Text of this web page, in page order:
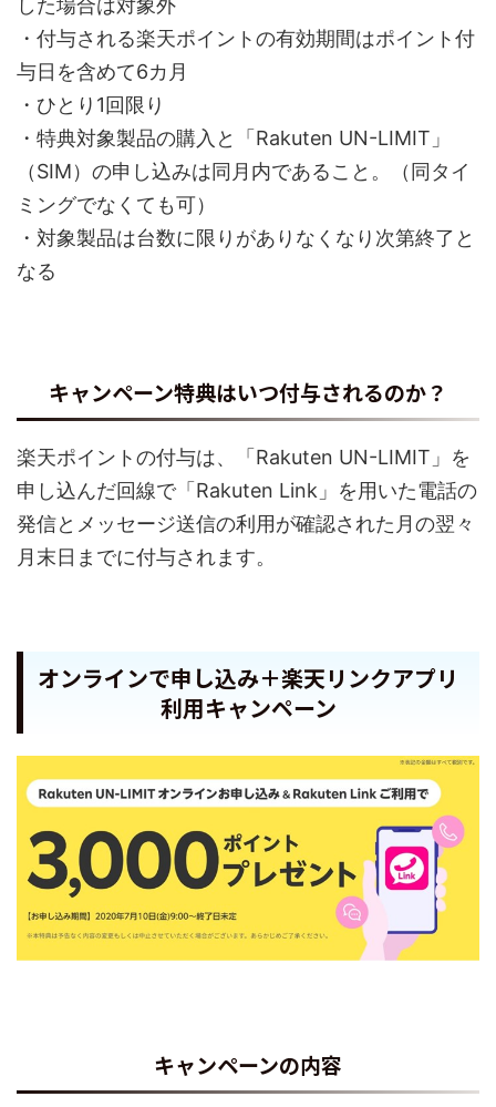
した場合は対象外
・付与される楽天ポイントの有効期間はポイント付
与日を含めて6カ月
・ひとり1回限り
・特典対象製品の購入と「Rakuten UN-LIMIT」
（SIM）の申し込みは同月内であること。（同タイ
ミングでなくても可）
・対象製品は台数に限りがありなくなり次第終了と
なる
キャンペーン特典はいつ付与されるのか？
楽天ポイントの付与は、「Rakuten UN-LIMIT」を
申し込んだ回線で「Rakuten Link」を用いた電話の
発信とメッセージ送信の利用が確認された月の翌々
月末日までに付与されます。
オンラインで申し込み＋楽天リンクアプリ
利用キャンペーン
キャンペーンの内容